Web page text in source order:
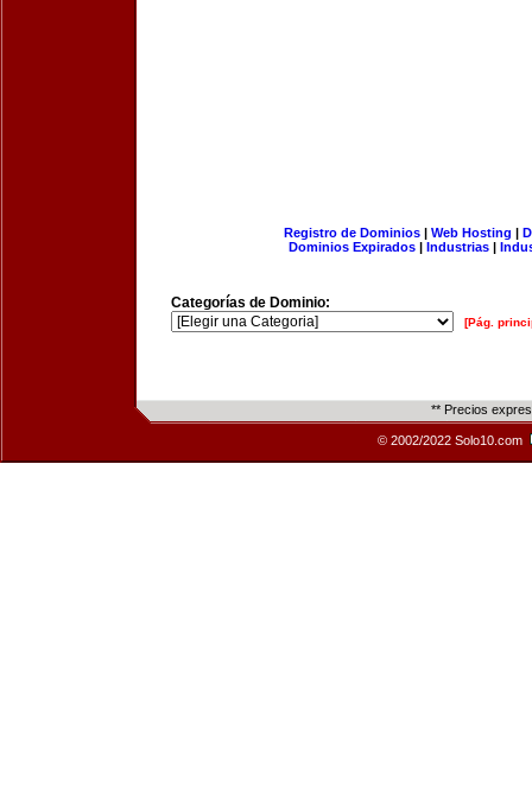
Registro de Dominios| Web Hosting |
Dominios Expirados | Industrias |
Categorías de Dominio:
[Pág.
** Precios
© 2002/2022 Solo10.com